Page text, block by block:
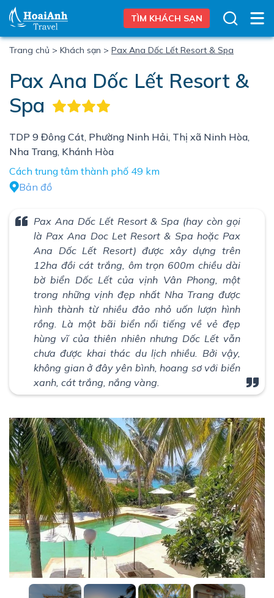
TÌM KHÁCH SẠN
Trang chủ > Khách sạn > Pax Ana Dốc Lết Resort & Spa
Pax Ana Dốc Lết Resort &
Spa
TDP 9 Đông Cát, Phường Ninh Hải, Thị xã Ninh Hòa,
Nha Trang, Khánh Hòa
Cách trung tâm thành phố 49 km
Bản đồ
Pax Ana Dốc Lết Resort & Spa (hay còn gọi
là Pax Ana Doc Let Resort & Spa hoặc Pax
Ana Dốc Lết Resort) được xây dựng trên
12ha đồi cát trắng, ôm trọn 600m chiều dài
bờ biển Dốc Lết của vịnh Vân Phong, một
trong những vịnh đẹp nhất Nha Trang được
hình thành từ nhiều đảo nhỏ uốn lượn hình
rồng. Là một bãi biển nổi tiếng về vẻ đẹp
hùng vĩ của thiên nhiên nhưng Dốc Lết vẫn
chưa được khai thác du lịch nhiều. Bởi vậy,
không gian ở đây yên bình, hoang sơ với biển
xanh, cát trắng, nắng vàng.